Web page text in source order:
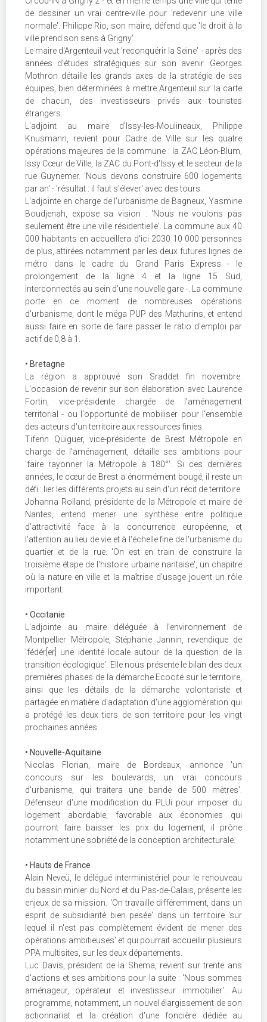
de dessiner un vrai centre-ville pour 'redevenir une ville
normale'. Philippe Rio, son maire, défend que 'le droit à la
ville prend son sens à Grigny'.
Le maire d'Argenteuil veut 'reconquérir la Seine' - après des
années d'études stratégiques sur son avenir. Georges
Mothron détaille les grands axes de la stratégie de ses
équipes, bien déterminées à mettre Argenteuil sur la carte
de chacun, des investisseurs privés aux touristes
étrangers.
L'adjoint au maire d'Issy-les-Moulineaux, Philippe
Knusmann, revient pour Cadre de Ville sur les quatre
opérations majeures de la commune : la ZAC Léon-Blum,
Issy Cœur de Ville, la ZAC du Pont-d'Issy et le secteur de la
rue Guynemer. 'Nous devons construire 600 logements
par an' - 'résultat : il faut s'élever' avec des tours.
L'adjointe en charge de l'urbanisme de Bagneux, Yasmine
Boudjenah, expose sa vision : 'Nous ne voulons pas
seulement être une ville résidentielle'. La commune aux 40
000 habitants en accueillera d'ici 2030 10 000 personnes
de plus, attirées notamment par les deux futures lignes de
métro dans le cadre du Grand Paris Express - le
prolongement de la ligne 4 et la ligne 15 Sud,
interconnectés au sein d'une nouvelle gare -. La commune
porte en ce moment de nombreuses opérations
d'urbanisme, dont le méga PUP des Mathurins, et entend
aussi faire en sorte de faire passer le ratio d'emploi par
actif de 0,8 à 1.
• Bretagne
La région a approuvé son Sraddet fin novembre.
L'occasion de revenir sur son élaboration avec Laurence
Fortin, vice-présidente chargée de l'aménagement
territorial - ou l'opportunité de mobiliser pour l'ensemble
des acteurs d'un territoire aux ressources finies.
Tifenn Quiguer, vice-présidente de Brest Métropole en
charge de l'aménagement, détaille ses ambitions pour
'faire rayonner la Métropole à 180°'. Si ces dernières
années, le cœur de Brest a énormément bougé, il reste un
défi : lier les différents projets au sein d'un récit de territoire.
Johanna Rolland, présidente de la Métropole et maire de
Nantes, entend mener une synthèse entre politique
d'attractivité face à la concurrence européenne, et
l'attention au lieu de vie et à l'échelle fine de l'urbanisme du
quartier et de la rue. 'On est en train de construire la
troisième étape de l'histoire urbaine nantaise', un chapitre
où la nature en ville et la maîtrise d'usage jouent un rôle
important.
• Occitanie
L'adjointe au maire déléguée à l’environnement de
Montpellier Métropole, Stéphanie Jannin, revendique de
'fédér[er] une identité locale autour de la question de la
transition écologique'. Elle nous présente le bilan des deux
premières phases de la démarche Ecocité sur le territoire,
ainsi que les détails de la démarche volontariste et
partagée en matière d'adaptation d'une agglomération qui
a protégé les deux tiers de son territoire pour les vingt
prochaines années.
• Nouvelle-Aquitaine
Nicolas Florian, maire de Bordeaux, annonce 'un
concours sur les boulevards, un vrai concours
d'urbanisme, qui traitera une bande de 500 mètres'.
Défenseur d'une modification du PLUi pour imposer du
logement abordable, favorable aux économies qui
pourront faire baisser les prix du logement, il prône
notamment une sobriété de la conception architecturale.
• Hauts de France
Alain Neveü, le délégué interministériel pour le renouveau
du bassin minier du Nord et du Pas-de-Calais, présente les
enjeux de sa mission. 'On travaille différemment, dans un
esprit de subsidiarité bien pesée' dans un territoire 'sur
lequel il n'est pas complètement évident de mener des
opérations ambitieuses' et qui pourrait accueillir plusieurs
PPA multisites, sur les deux départements.
Luc Davis, président de la Shema, revient sur trente ans
d'actions et ses ambitions pour la suite : 'Nous sommes
aménageur, opérateur et investisseur immobilier'. Au
programme, notamment, un nouvel élargissement de son
actionnariat et la création d'une foncière dédiée au